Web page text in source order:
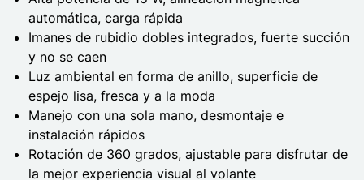
automática, carga rápida
Imanes de rubidio dobles integrados, fuerte succión
y no se caen
Luz ambiental en forma de anillo, superficie de
espejo lisa, fresca y a la moda
Manejo con una sola mano, desmontaje e
instalación rápidos
Rotación de 360 grados, ajustable para disfrutar de
la mejor experiencia visual al volante